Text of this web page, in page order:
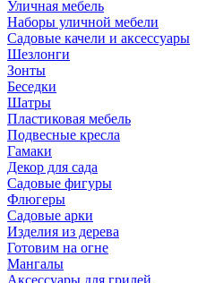
Уличная мебель
Наборы уличной мебели
Садовые качели и аксессуары
Шезлонги
Зонты
Беседки
Шатры
Пластиковая мебель
Подвесные кресла
Гамаки
Декор для сада
Садовые фигуры
Флюгеры
Садовые арки
Изделия из дерева
Готовим на огне
Мангалы
Аксессуары для грилей